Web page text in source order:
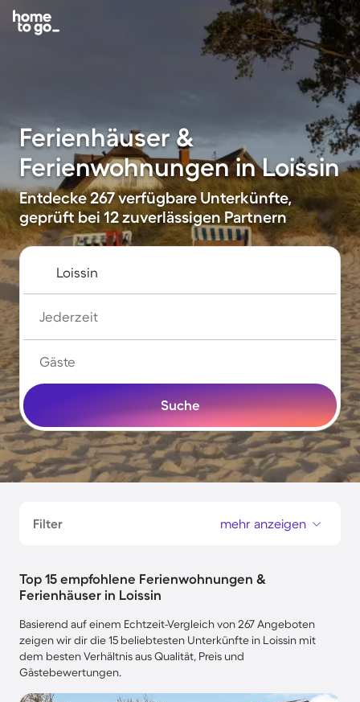
Ferienhäuser &
Ferienwohnungen in Loissin
Entdecke 267 verfügbare Unterkünfte,
geprüft bei 12 zuverlässigen Partnern
Jederzeit
Gäste
Suche
Filter mehr anzeigen
Top 15 empfohlene Ferienwohnungen &
Ferienhäuser in Loissin
Basierend auf einem Echtzeit-Vergleich von 267 Angeboten
zeigen wir dir die 15 beliebtesten Unterkünfte in Loissin mit
dem besten Verhältnis aus Qualität, Preis und
Gästebewertungen.